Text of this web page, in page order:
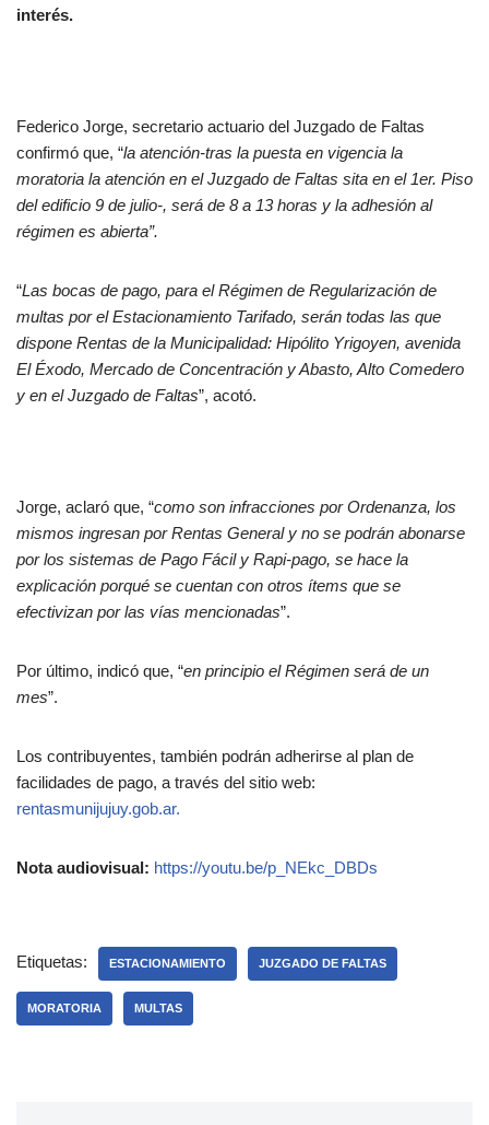
interés.
Federico Jorge, secretario actuario del Juzgado de Faltas
confirmó que, “la atención-tras la puesta en vigencia la
moratoria la atención en el Juzgado de Faltas sita en el 1er. Piso
del edificio 9 de julio-, será de 8 a 13 horas y la adhesión al
régimen es abierta”.
“Las bocas de pago, para el Régimen de Regularización de
multas por el Estacionamiento Tarifado, serán todas las que
dispone Rentas de la Municipalidad: Hipólito Yrigoyen, avenida
El Éxodo, Mercado de Concentración y Abasto, Alto Comedero
y en el Juzgado de Faltas”, acotó.
Jorge, aclaró que, “como son infracciones por Ordenanza, los
mismos ingresan por Rentas General y no se podrán abonarse
por los sistemas de Pago Fácil y Rapi-pago, se hace la
explicación porqué se cuentan con otros ítems que se
efectivizan por las vías mencionadas”.
Por último, indicó que, “en principio el Régimen será de un
mes”.
Los contribuyentes, también podrán adherirse al plan de
facilidades de pago, a través del sitio web:
rentasmunijujuy.gob.ar.
Nota audiovisual: https://youtu.be/p_NEkc_DBDs
Etiquetas: ESTACIONAMIENTO JUZGADO DE FALTAS
MORATORIA MULTAS